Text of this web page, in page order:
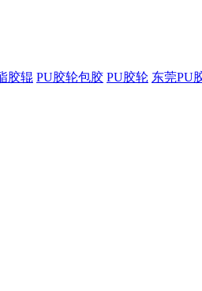
胶辊 PU胶轮包胶 PU胶轮 东莞PU